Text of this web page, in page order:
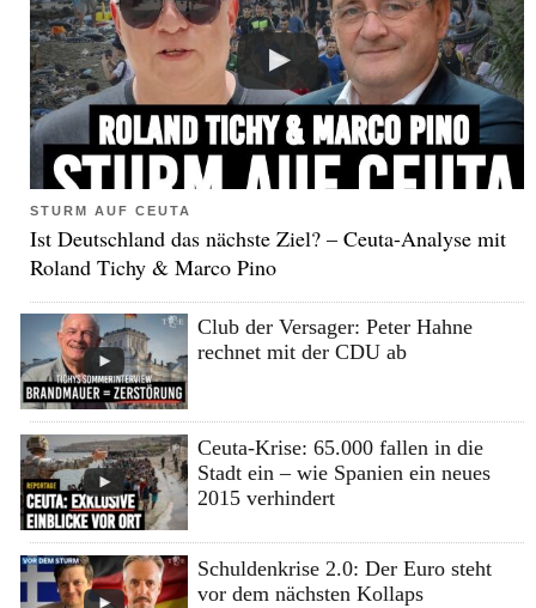
STURM AUF CEUTA
Ist Deutschland das nächste Ziel? – Ceuta-Analyse mit
Roland Tichy & Marco Pino
Club der Versager: Peter Hahne
rechnet mit der CDU ab
Ceuta-Krise: 65.000 fallen in die
Stadt ein – wie Spanien ein neues
2015 verhindert
Schuldenkrise 2.0: Der Euro steht
vor dem nächsten Kollaps